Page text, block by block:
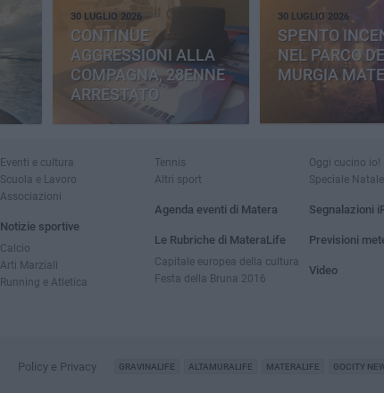
30 LUGLIO 2026
CONTINUE
AGGRESSIONI ALLA
COMPAGNA, 28ENNE
ARRESTATO
30 LUGLIO 2026
SPENTO
NEL PARCO
MURGIA
Eventi e cultura
Scuola e Lavoro
Associazioni
Notizie sportive
Calcio
Arti Marziali
Running e Atletica
Tennis
Altri sport
Agenda eventi di Matera
Le Rubriche di MateraLife
Capitale europea della cultura
Festa della Bruna 2016
Oggi cucino io!
Speciale Natale
Segnalazioni
Previsioni
Video
Policy e Privacy GRAVINALIFE ALTAMURALIFE MATERALIFE GOCITY